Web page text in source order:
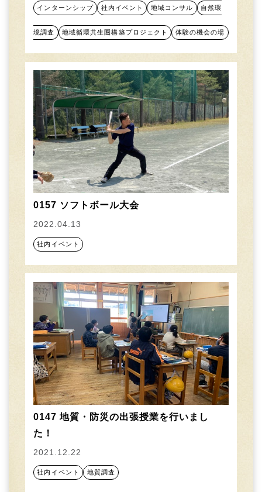
インターンシップ 社内イベント 地域コンサル 自然環
境調査 地域循環共生圏構築プロジェクト 体験の機会の場
0157 ソフトボール大会
2022.04.13
社内イベント
0147 地質・防災の出張授業を行いまし
た！
2021.12.22
社内イベント 地質調査